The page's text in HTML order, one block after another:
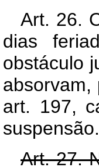
Art. 26.
dias
obstáculo
absorvam,
art. 197,
suspensão.
Art. 27.